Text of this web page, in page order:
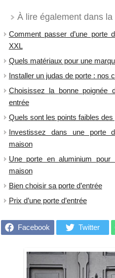
À lire également dans
Comment passer d’une porte
XXL
Quels matériaux pour une
Installer un judas de porte : nos
Choisissez la bonne poignée
entrée
Quels sont les points faibles
Investissez dans une porte
maison
Une porte en aluminium pour
maison
Bien choisir sa porte d’entrée
Prix d’une porte d’entrée
Facebook Twitter